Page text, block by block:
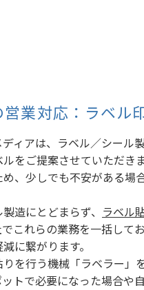
営業対応：ラベル
ィアは、ラベル／シール
をご提案させていただき
、少しでも不安がある場合
造にとどまらず、 ラベル
これらの業務を一括し
に繋がります。
を行う機械「ラベラー」
トで必要になった場合や